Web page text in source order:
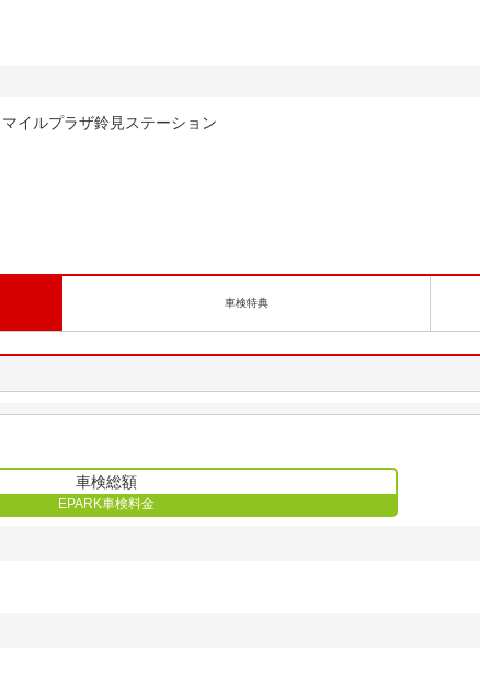
イルプラザ鈴見ステーション
車検特典
車検総額
EPARK車検料金